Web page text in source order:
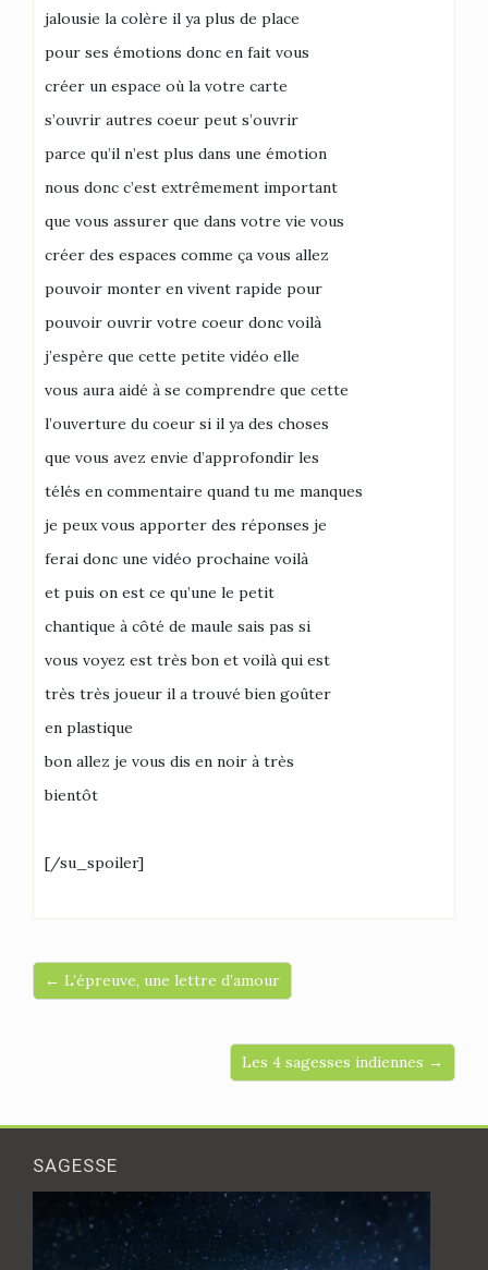
jalousie la colère il ya plus de place
pour ses émotions donc en fait vous
créer un espace où la votre carte
s’ouvrir autres coeur peut s’ouvrir
parce qu’il n’est plus dans une émotion
nous donc c’est extrêmement important
que vous assurer que dans votre vie vous
créer des espaces comme ça vous allez
pouvoir monter en vivent rapide pour
pouvoir ouvrir votre coeur donc voilà
j’espère que cette petite vidéo elle
vous aura aidé à se comprendre que cette
l’ouverture du coeur si il ya des choses
que vous avez envie d’approfondir les
télés en commentaire quand tu me manques
je peux vous apporter des réponses je
ferai donc une vidéo prochaine voilà
et puis on est ce qu’une le petit
chantique à côté de maule sais pas si
vous voyez est très bon et voilà qui est
très très joueur il a trouvé bien goûter
en plastique
bon allez je vous dis en noir à très
bientôt
[/su_spoiler]
← L’épreuve, une lettre d’amour
Les 4 sagesses indiennes →
SAGESSE